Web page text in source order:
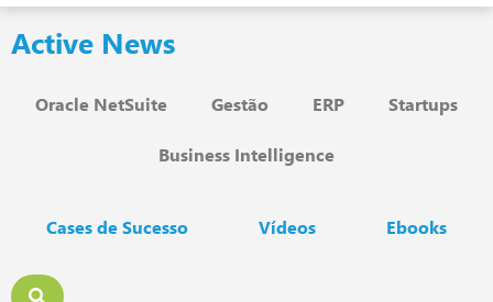
Active News
Oracle NetSuite Gestão ERP Startups
Business Intelligence
Cases de Sucesso Vídeos Ebooks